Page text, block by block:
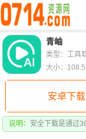
青岫
安卓下载
说明： 安全下载是通过
类型：工具
大小：